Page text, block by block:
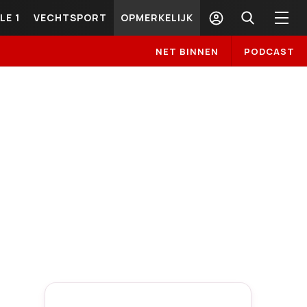
1 VECHTSPORT OPMERKELIJK
NET BINNEN PODCAST